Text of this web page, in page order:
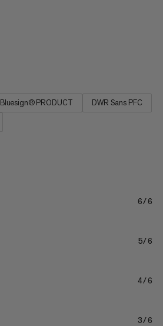
Bluesign® PRODUCT
DWR Sans PFC
6/6
5/6
4/6
3/6